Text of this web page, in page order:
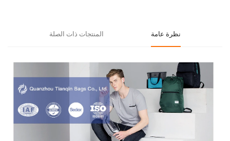
المنتجات ذات الصلة